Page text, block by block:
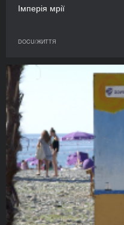
Імперія мрії
DOCU/ЖИТТЯ